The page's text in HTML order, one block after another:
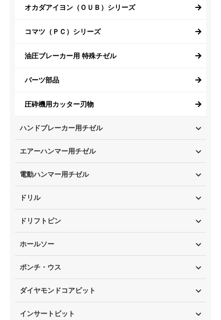
オカダアイヨン（ＯＵＢ）シリーズ
コマツ（ＰＣ）シリーズ
油圧ブレーカー用 特殊チゼル
パーツ部品
圧砕機用カッター刃物
ハンドブレーカー用チゼル
エアーハンマー用チゼル
電動ハンマー用チゼル
ドリル
ドリフトピン
ホールソー
ポンチ・ウス
ダイヤモンドコアビット
インサートビット